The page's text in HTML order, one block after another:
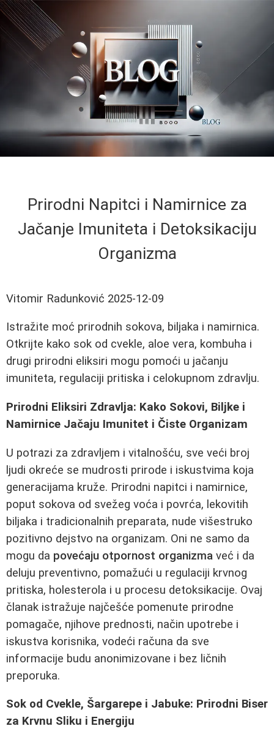
Prirodni Napitci i Namirnice za
Jačanje Imuniteta i Detoksikaciju
Organizma
Vitomir Radunković 2025-12-09
Istražite moć prirodnih sokova, biljaka i namirnica.
Otkrijte kako sok od cvekle, aloe vera, kombuha i
drugi prirodni eliksiri mogu pomoći u jačanju
imuniteta, regulaciji pritiska i celokupnom zdravlju.
Prirodni Eliksiri Zdravlja: Kako Sokovi, Biljke i
Namirnice Jačaju Imunitet i Čiste Organizam
U potrazi za zdravljem i vitalnošću, sve veći broj
ljudi okreće se mudrosti prirode i iskustvima koja
generacijama kruže. Prirodni napitci i namirnice,
poput sokova od svežeg voća i povrća, lekovitih
biljaka i tradicionalnih preparata, nude višestruko
pozitivno dejstvo na organizam. Oni ne samo da
mogu da povećaju otpornost organizma već i da
deluju preventivno, pomažući u regulaciji krvnog
pritiska, holesterola i u procesu detoksikacije. Ovaj
članak istražuje najčešće pomenute prirodne
pomagače, njihove prednosti, način upotrebe i
iskustva korisnika, vodeći računa da sve
informacije budu anonimizovane i bez ličnih
preporuka.
Sok od Cvekle, Šargarepe i Jabuke: Prirodni Biser
za Krvnu Sliku i Energiju